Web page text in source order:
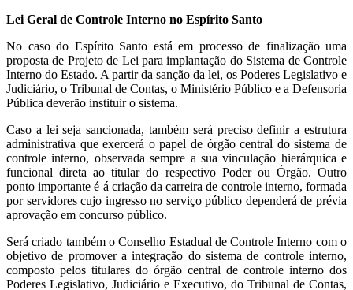
Lei Geral de Controle Interno no Espírito Santo
No caso do Espírito Santo está em processo de finalização uma
proposta de Projeto de Lei para implantação do Sistema de Controle
Interno do Estado. A partir da sanção da lei, os Poderes Legislativo e
Judiciário, o Tribunal de Contas, o Ministério Público e a Defensoria
Pública deverão instituir o sistema.
Caso a lei seja sancionada, também será preciso definir a estrutura
administrativa que exercerá o papel de órgão central do sistema de
controle interno, observada sempre a sua vinculação hierárquica e
funcional direta ao titular do respectivo Poder ou Órgão. Outro
ponto importante é á criação da carreira de controle interno, formada
por servidores cujo ingresso no serviço público dependerá de prévia
aprovação em concurso público.
Será criado também o Conselho Estadual de Controle Interno com o
objetivo de promover a integração do sistema de controle interno,
composto pelos titulares do órgão central de controle interno dos
Poderes Legislativo, Judiciário e Executivo, do Tribunal de Contas,